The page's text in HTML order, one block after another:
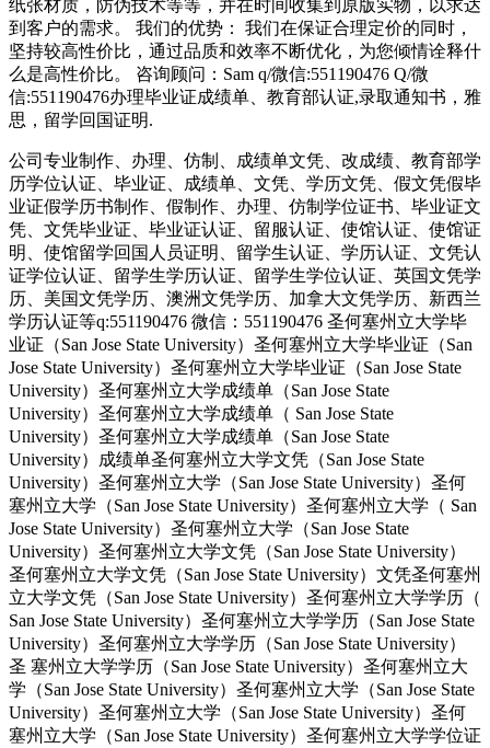
纸张材质，防伪技术等等，并在时间收集到原版实物，以求达
到客户的需求。 我们的优势： 我们在保证合理定价的同时，
坚持较高性价比，通过品质和效率不断优化，为您倾情诠释什
么是高性价比。 咨询顾问：Sam q/微信:551190476 Q/微
信:551190476办理毕业证成绩单、教育部认证,录取通知书，雅
思，留学回国证明.
公司专业制作、办理、仿制、成绩单文凭、改成绩、教育部学
历学位认证、毕业证、成绩单、文凭、学历文凭、假文凭假毕
业证假学历书制作、假制作、办理、仿制学位证书、毕业证文
凭、文凭毕业证、毕业证认证、留服认证、使馆认证、使馆证
明、使馆留学回国人员证明、留学生认证、学历认证、文凭认
证学位认证、留学生学历认证、留学生学位认证、英国文凭学
历、美国文凭学历、澳洲文凭学历、加拿大文凭学历、新西兰
学历认证等q:551190476 微信：551190476 圣何塞州立大学毕
业证（San Jose State University）圣何塞州立大学毕业证（San
Jose State University）圣何塞州立大学毕业证（San Jose State
University）圣何塞州立大学成绩单（San Jose State
University）圣何塞州立大学成绩单（ San Jose State
University）圣何塞州立大学成绩单（San Jose State
University）成绩单圣何塞州立大学文凭（San Jose State
University）圣何塞州立大学（San Jose State University）圣何
塞州立大学（San Jose State University）圣何塞州立大学（ San
Jose State University）圣何塞州立大学（San Jose State
University）圣何塞州立大学文凭（San Jose State University）
圣何塞州立大学文凭（San Jose State University）文凭圣何塞州
立大学文凭（San Jose State University）圣何塞州立大学学历（
San Jose State University）圣何塞州立大学学历（San Jose State
University）圣何塞州立大学学历（San Jose State University）
圣 塞州立大学学历（San Jose State University）圣何塞州立大
学（San Jose State University）圣何塞州立大学（San Jose State
University）圣何塞州立大学（San Jose State University）圣何
塞州立大学（San Jose State University）圣何塞州立大学学位证